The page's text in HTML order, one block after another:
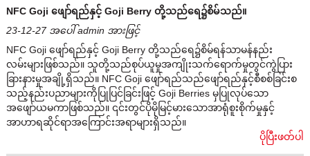
NFC Goji ဖျော်ရည်နှင့် Goji Berry တို့သည်ရေ၌စိမ်သည်။
23-12-27 အပေါ် admin အားဖြင့်
NFC Goji ဖျော်ရည်နှင့် Goji Berry တို့သည်ရေ၌စိမ်ရန်သာမန်နည်း
လမ်းများဖြစ်သည်။ သူတို့သည်စုပ်ယူမှုအကျိုးသက်ရောက်မှုတွင်ကွဲပြား
ခြားနားမှုအချို့ရှိသည်။ NFC Goji ဖျော်ရည်သည်ဖျော်ရည်နှင့်စီစစ်ခြင်းစ
သည့်နည်းပညာများကိုပြုပြင်ခြင်းဖြင့် Goji Berries မှပြုလုပ်သော
အဖျော်ယမကာဖြစ်သည်။ ၎င်းတွင်ပိုမိုမြင့်မားသောအာရုံစူးစိုက်မှုနှင့်
အာဟာရဆိုင်ရာအကြောင်းအရာများရှိသည်။
ပိုပြီးဖတ်ပါ